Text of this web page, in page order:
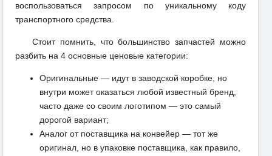
воспользоваться запросом по уникальному коду
транспортного средства.
Стоит помнить, что большинство запчастей можно
разбить на 4 основные ценовые категории:
Оригинальные — идут в заводской коробке, но
внутри может оказаться любой известный бренд,
часто даже со своим логотипом — это самый
дорогой вариант;
Аналог от поставщика на конвейер — тот же
оригинал, но в упаковке поставщика, как правило,